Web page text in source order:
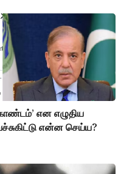
என எழுதிய
என்ன செய்ய?